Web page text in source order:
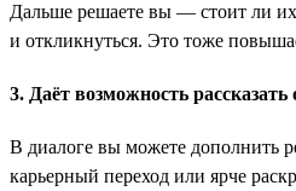
Дальше решаете вы — стоит ли их
и откликнуться. Это тоже
3. Даёт возможность рассказать
В диалоге вы можете дополнить
карьерный переход или ярче